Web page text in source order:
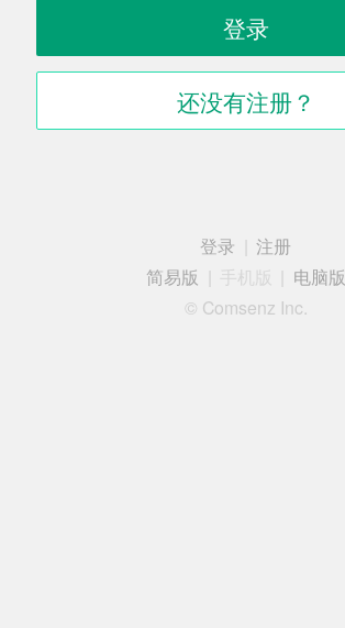
登录
还没有注册？
登录
注册
简易版
手机版
电脑版
© Comsenz Inc.